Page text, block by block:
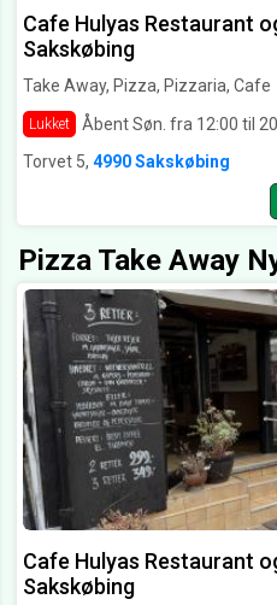
Cafe Hulyas Restaurant
Sakskøbing
Take Away, Pizza, Pizzaria, Cafe
Lukket Åbent Søn. fra 12:00 til
Torvet 5, 4990 Sakskøbing
Pizza Take Away
Cafe Hulyas Restaurant
Sakskøbing